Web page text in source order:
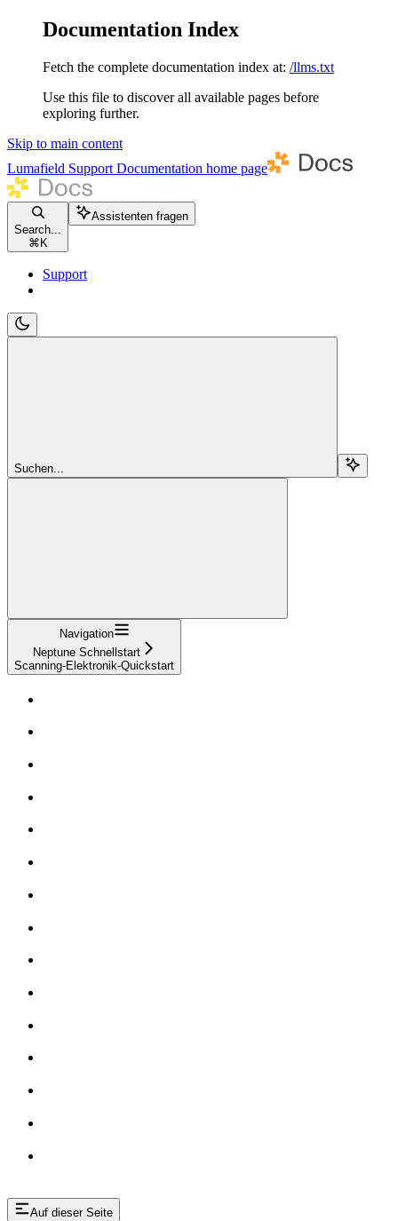
Documentation Index
Fetch the complete documentation index at: /llms.txt
Use this file to discover all available pages before
exploring further.
Skip to main content
Lumafield Support Documentation home page
Search...
⌘ K
Assistenten fragen
Support
Suchen...
Navigation
Neptune Schnellstart
Scanning-Elektronik-Quickstart
Auf dieser Seite